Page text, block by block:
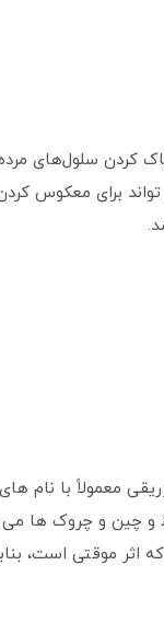
کردن سلول‌های
برای معکوس
معمولاً با نام
و چین و چروک ها
موقتی است،